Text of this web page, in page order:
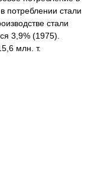
потреблении стали
стали
3,9% (1975).
млн. т.